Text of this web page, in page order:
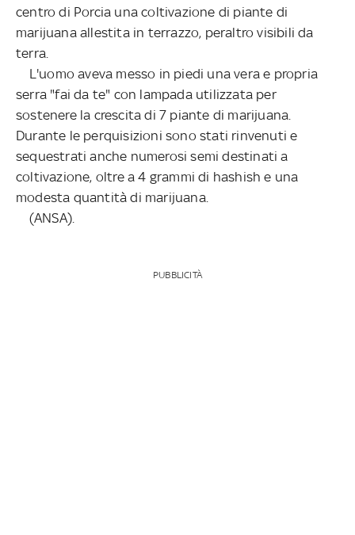
centro di Porcia una coltivazione di piante di
marijuana allestita in terrazzo, peraltro visibili da
terra.
L'uomo aveva messo in piedi una vera e propria
serra "fai da te" con lampada utilizzata per
sostenere la crescita di 7 piante di marijuana.
Durante le perquisizioni sono stati rinvenuti e
sequestrati anche numerosi semi destinati a
coltivazione, oltre a 4 grammi di hashish e una
modesta quantità di marijuana.
(ANSA).
PUBBLICITÀ